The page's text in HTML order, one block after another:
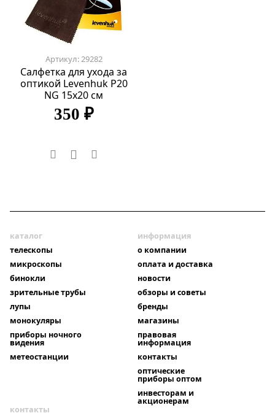
Артикул: 29282
Салфетка для ухода за
оптикой Levenhuk P20
NG 15x20 см
350 ₽
каталог
телескопы
микроскопы
бинокли
зрительные трубы
лупы
монокуляры
приборы ночного
видения
метеостанции
информация
о компании
оплата и доставка
новости
обзоры и советы
бренды
магазины
правовая
информация
контакты
оптические
приборы оптом
инвесторам и
акционерам
контакты